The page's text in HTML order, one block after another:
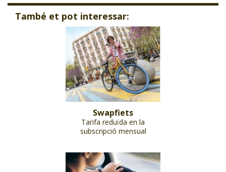
També et pot interessar:
Swapfiets
Tarifa reduïda en la
subscripció mensual